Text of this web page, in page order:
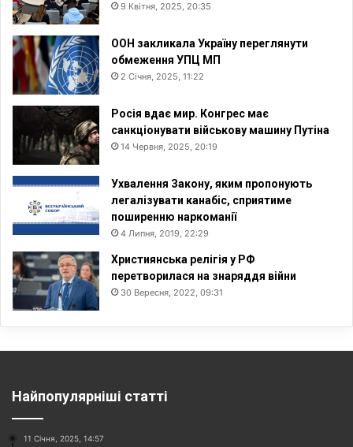
9 Квітня, 2025, 20:35
ООН закликала Україну переглянути
обмеження УПЦ МП
2 Січня, 2025, 11:22
Росія вдає мир. Конгрес має
санкціонувати військову машину Путіна
14 Червня, 2025, 20:19
Ухвалення Закону, яким пропонують
легалізувати канабіс, сприятиме
поширенню наркоманії
4 Липня, 2019, 22:29
Християнська релігія у РФ
перетворилася на знаряддя війни
30 Вересня, 2022, 09:31
Найпопулярніші статті
11 Січня, 2025, 14:57